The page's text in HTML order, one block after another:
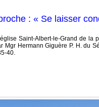
: « Se laisser
Saint-Albert-le-Grand de la
Hermann Giguère P. H. du
40.